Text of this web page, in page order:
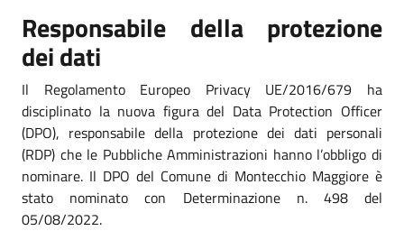
Responsabile della protezione
dei dati
Il Regolamento Europeo Privacy UE/2016/679 ha
disciplinato la nuova figura del Data Protection Officer
(DPO), responsabile della protezione dei dati personali
(RDP) che le Pubbliche Amministrazioni hanno l’obbligo di
nominare. Il DPO del Comune di Montecchio Maggiore è
stato nominato con Determinazione n. 498 del
05/08/2022.